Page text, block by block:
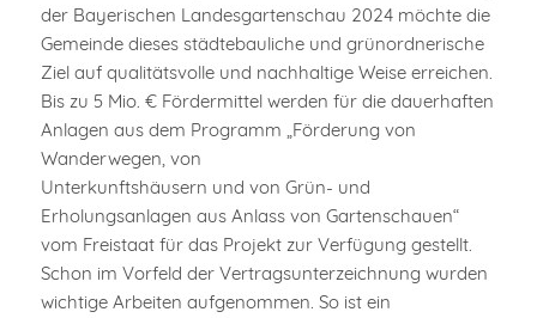
der Bayerischen Landesgartenschau 2024 möchte die
Gemeinde dieses städtebauliche und grünordnerische
Ziel auf qualitätsvolle und nachhaltige Weise erreichen.
Bis zu 5 Mio. € Fördermittel werden für die dauerhaften
Anlagen aus dem Programm „Förderung von
Wanderwegen, von
Unterkunftshäusern und von Grün- und
Erholungsanlagen aus Anlass von Gartenschauen“
vom Freistaat für das Projekt zur Verfügung gestellt.
Schon im Vorfeld der Vertragsunterzeichnung wurden
wichtige Arbeiten aufgenommen. So ist ein